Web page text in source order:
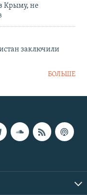
Крыму, не
заключили
БОЛЬШЕ